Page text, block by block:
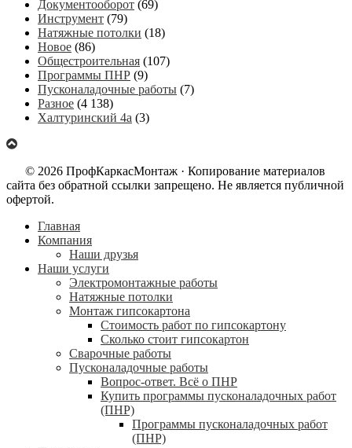
Документооборот (69)
Инструмент (79)
Натяжные потолки (18)
Новое (86)
Общестроительная (107)
Программы ПНР (9)
Пусконаладочные работы (7)
Разное (4 138)
Халтуринский 4а (3)
© 2026 ПрофКаркасМонтаж · Копирование материалов
сайта без обратной ссылки запрещено. Не является публичной
офертой.
Главная
Компания
Наши друзья
Наши услуги
Электромонтажные работы
Натяжные потолки
Монтаж гипсокартона
Стоимость работ по гипсокартону
Сколько стоит гипсокартон
Сварочные работы
Пусконаладочные работы
Вопрос-ответ. Всё о ПНР
Купить программы пусконаладочных работ
(ПНР)
Программы пусконаладочных работ
(ПНР)